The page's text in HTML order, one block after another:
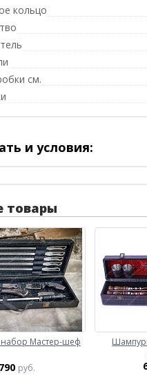
кольцо
см.
и условия:
товары
Мастер-шеф
руб.